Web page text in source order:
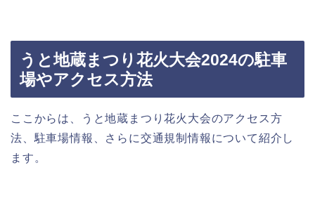
うと地蔵まつり花火大会2024の駐車
場やアクセス方法
ここからは、うと地蔵まつり花火大会のアクセス方
法、駐車場情報、さらに交通規制情報について紹介し
ます。